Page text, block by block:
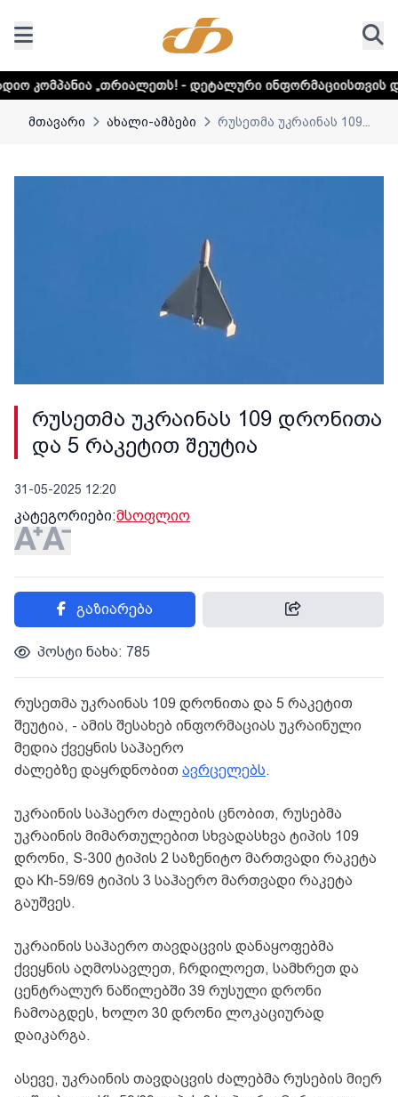
- დეტალური ინფორმაციისთვის დააკლიკეთ
მთავარი ახალი-ამბები რუსეთმა უკრაინას 109...
რუსეთმა უკრაინას 109 დრონითა
და 5 რაკეტით შეუტია
31-05-2025 12:20
კატეგორიები:მსოფლიო
გაზიარება
პოსტი ნახა: 785
რუსეთმა უკრაინას 109 დრონითა და 5 რაკეტით
შეუტია, - ამის შესახებ ინფორმაციას უკრაინული
მედია ქვეყნის საჰაერო
ძალებზე დაყრდნობით ავრცელებს.
უკრაინის საჰაერო ძალების ცნობით, რუსებმა
უკრაინის მიმართულებით სხვადასხვა ტიპის 109
დრონი, S-300 ტიპის 2 საზენიტო მართვადი რაკეტა
და Kh-59/69 ტიპის 3 საჰაერო მართვადი რაკეტა
გაუშვეს.
უკრაინის საჰაერო თავდაცვის დანაყოფებმა
ქვეყნის აღმოსავლეთ, ჩრდილოეთ, სამხრეთ და
ცენტრალურ ნაწილებში 39 რუსული დრონი
ჩამოაგდეს, ხოლო 30 დრონი ლოკაციურად
დაიკარგა.
ასევე, უკრაინის თავდაცვის ძალებმა რუსების მიერ